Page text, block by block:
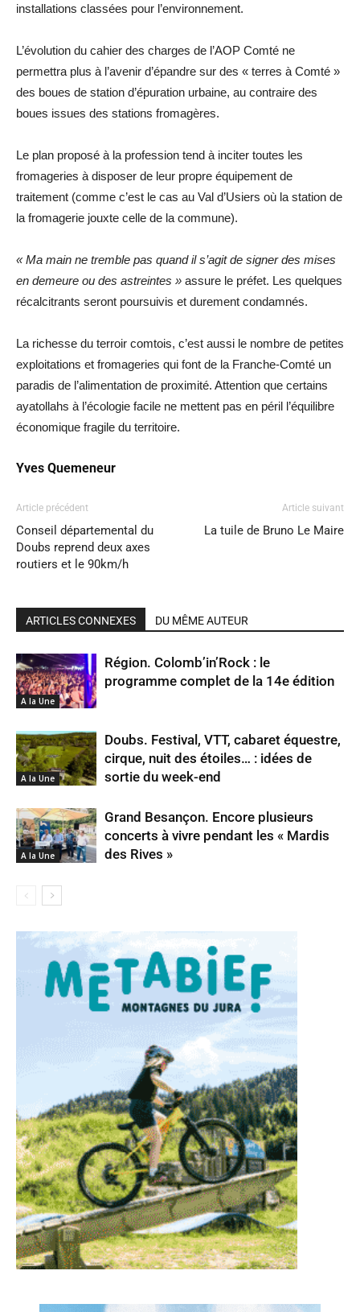
installations classées pour l’environnement.
L’évolution du cahier des charges de l’AOP Comté ne
permettra plus à l’avenir d’épandre sur des « terres à Comté »
des boues de station d’épuration urbaine, au contraire des
boues issues des stations fromagères.
Le plan proposé à la profession tend à inciter toutes les
fromageries à disposer de leur propre équipement de
traitement (comme c’est le cas au Val d’Usiers où la station de
la fromagerie jouxte celle de la commune).
« Ma main ne tremble pas quand il s’agit de signer des mises
en demeure ou des astreintes » assure le préfet. Les quelques
récalcitrants seront poursuivis et durement condamnés.
La richesse du terroir comtois, c’est aussi le nombre de petites
exploitations et fromageries qui font de la Franche-Comté un
paradis de l’alimentation de proximité. Attention que certains
ayatollahs à l’écologie facile ne mettent pas en péril l’équilibre
économique fragile du territoire.
Yves Quemeneur
Article précédent
Conseil départemental du
Doubs reprend deux axes
routiers et le 90km/h
Article suivant
La tuile de Bruno Le Maire
ARTICLES CONNEXES DU MÊME AUTEUR
A la Une
Région. Colomb’in’Rock : le
programme complet de la 14e édition
A la Une
Doubs. Festival, VTT, cabaret équestre,
cirque, nuit des étoiles… : idées de
sortie du week-end
A la Une
Grand Besançon. Encore plusieurs
concerts à vivre pendant les « Mardis
des Rives »